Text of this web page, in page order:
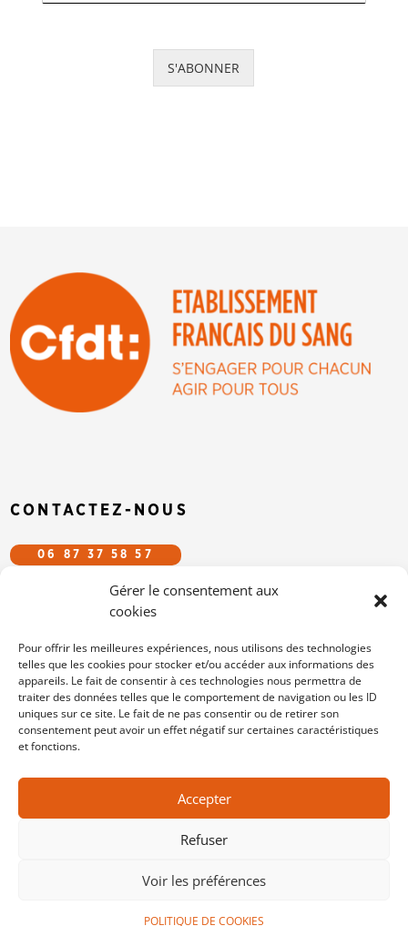
Gérer le consentement aux
cookies
Pour offrir les meilleures expériences, nous utilisons des technologies
telles que les cookies pour stocker et/ou accéder aux informations des
appareils. Le fait de consentir à ces technologies nous permettra de
traiter des données telles que le comportement de navigation ou les ID
uniques sur ce site. Le fait de ne pas consentir ou de retirer son
consentement peut avoir un effet négatif sur certaines caractéristiques
et fonctions.
Accepter
Refuser
Voir les préférences
POLITIQUE DE COOKIES
S'ABONNER
CONTACTEZ-NOUS
06 87 37 58 57
SUIVEZ-NOUS SUR LES RÉSEAUX
/cfdtefs
cfdt-efs
MENTIONS LÉGALES
POLITIQUE DE COOKIES
Développé parDewey, designé par